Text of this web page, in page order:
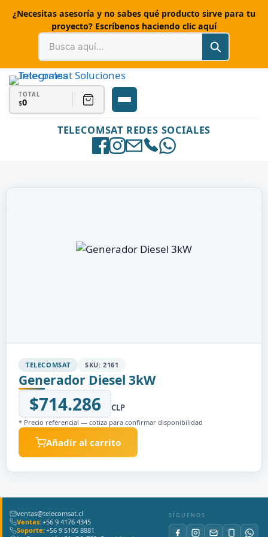
¿Necesitas asesoría y no sabes qué producto sirve para tu
proyecto? Escríbenos haciendo clic aquí
TELECOMSAT REDES SOCIALES
TOTAL
$0
TELECOMSAT SKU: 2161
Generador Diesel 3kW
$714.286 CLP
* Precio referencial — cotiza para confirmar disponibilidad
Añadir al carrito
ventas@telecomsat.cl
Ventas:+56 9 4176 4345
Soporte:+56 9 5105 8881
SÍGUENOS